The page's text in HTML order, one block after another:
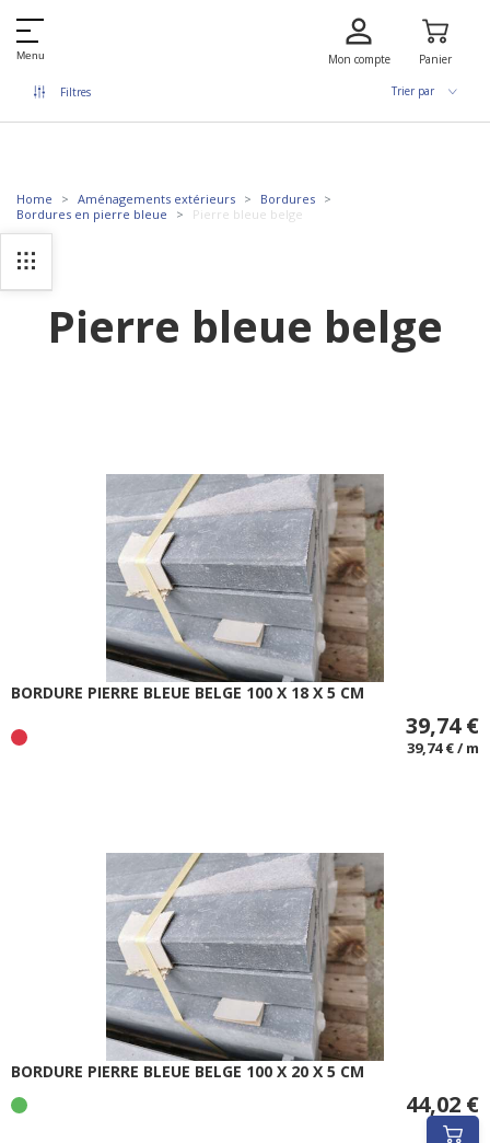
Menu Mon compte Panier
Filtres Trier par
Home Aménagements extérieurs
Bordures
Bordures en pierre bleue
Pierre bleue belge
Pierre bleue belge
BORDURE PIERRE BLEUE BELGE 100 X 18 X 5 CM
39,74 €
39,74 € / m
BORDURE PIERRE BLEUE BELGE 100 X 20 X 5 CM
44,02 €